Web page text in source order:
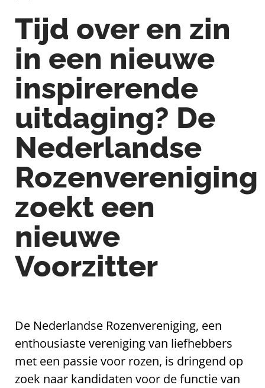
Tijd over en zin
in een nieuwe
inspirerende
uitdaging? De
Nederlandse
Rozenvereniging
zoekt een
nieuwe
Voorzitter
De Nederlandse Rozenvereniging, een
enthousiaste vereniging van liefhebbers
met een passie voor rozen, is dringend op
zoek naar kandidaten voor de functie van